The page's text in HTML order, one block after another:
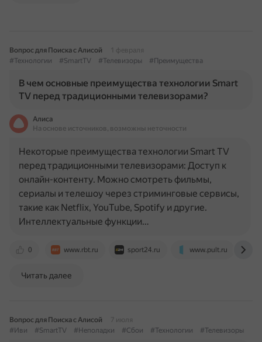
Вопрос для Поиска с Алисой
1 февраля
#Технологии
#SmartTV #Телевизоры #Преимущества
В чем основные преимущества технологии Smart
TV перед традиционными телевизорами?
Алиса
На основе источников, возможны неточности
0 www.rbt.ru sport24.ru www.pult.ru
Некоторые преимущества технологии Smart TV
перед традиционными телевизорами: Доступ к
онлайн-контенту. Можно смотреть фильмы,
сериалы и телешоу через стриминговые сервисы,
такие как Netflix, YouTube, Spotify и другие.
Интеллектуальные функции…
Читать далее
Вопрос для Поиска с Алисой
7 июля
#Иви
#SmartTV #Неполадки #Сбои #Технологии #Телевизоры